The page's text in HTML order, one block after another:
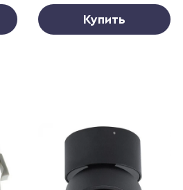
Купить